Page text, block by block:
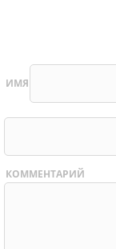
ИМЯ
КОММЕНТАРИЙ